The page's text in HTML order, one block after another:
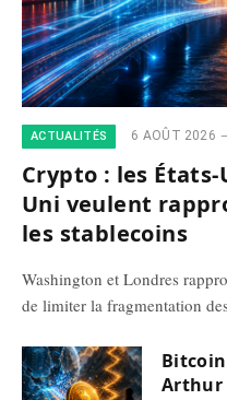
ACTUALITÉS 6 AOÛT 2026
Crypto : les
Uni veulent
les stablecoins
Washington et Londres
de limiter la fragmentation
Arthur